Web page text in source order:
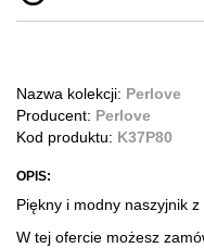
Nazwa kolekcji: Perlove
Producent: Perlove
Kod produktu: K37P80
OPIS:
Piękny i modny naszyjnik z
W tej ofercie możesz